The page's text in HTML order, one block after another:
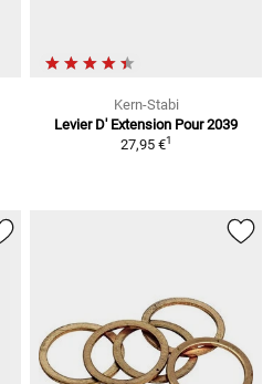
Kern-Stabi
Levier D' Extension Pour 2039
27,95 €1